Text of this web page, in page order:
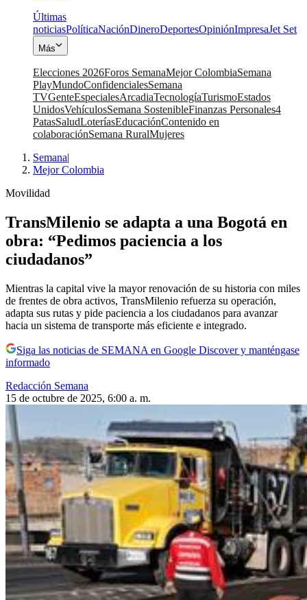
Últimas
noticiasPolíticaNaciónDineroDeportesOpiniónImpresaJet Set
Más
Elecciones 2026Foros SemanaMejor ColombiaSemana
PlayMundoConfidencialesSemana
TVGenteEspecialesArcadiaTecnologíaTurismoEstados
UnidosVehículosSemana SostenibleFinanzas Personales4
PatasSaludLoteríasEducaciónContenido en
colaboraciónSemana RuralMujeres
Semana|
Mejor Colombia
Movilidad
TransMilenio se adapta a una Bogotá en
obra: “Pedimos paciencia a los
ciudadanos”
Mientras la capital vive la mayor renovación de su historia con miles
de frentes de obra activos, TransMilenio refuerza su operación,
adapta sus rutas y pide paciencia a los ciudadanos para avanzar
hacia un sistema de transporte más eficiente e integrado.
Siga las noticias de SEMANA en Google Discover y manténgase
informado
Redacción Semana
15 de octubre de 2025, 6:00 a. m.